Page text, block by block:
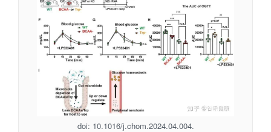
doi: 10.1016/j.chom.2024.04.004.